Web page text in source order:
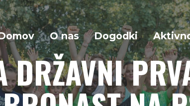
O nas Dogodki
DRŽAVNI